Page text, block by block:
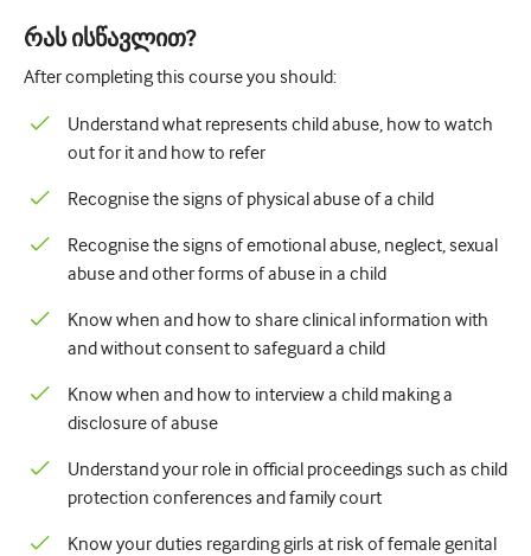
Პალიატური ზრუნვა
პათოლოგია/ლაბორატორიული მედიცინა
პროცედურული უნარები
Პროფესიული უნარები
Საზოგადოებრივი ჯანდაცვის
ხარისხის გაუმჯობესება
თირკმლის მედიცინა
რესპირატორული
ოპერაცია
უროლოგია
რას ისწავლით?
After completing this course you should:
Understand what represents child abuse, how to watch
out for it and how to refer
Recognise the signs of physical abuse of a child
Recognise the signs of emotional abuse, neglect, sexual
abuse and other forms of abuse in a child
Know when and how to share clinical information with
and without consent to safeguard a child
Know when and how to interview a child making a
disclosure of abuse
Understand your role in official proceedings such as child
protection conferences and family court
Know your duties regarding girls at risk of female genital